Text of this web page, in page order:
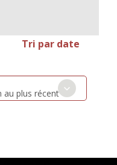
Tri par date
au plus récent